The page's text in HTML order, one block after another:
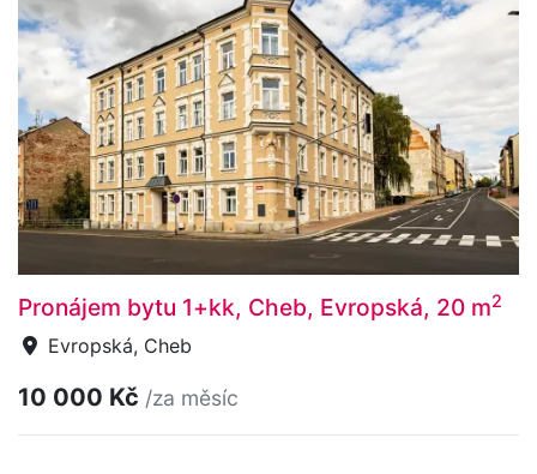
Pronájem bytu 1+kk, Cheb, Evropská, 20 m2
Evropská, Cheb
10 000 Kč /za měsíc